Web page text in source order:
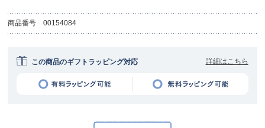
商品番号 00154084
この商品のギフトラッピング対応 詳細はこちら